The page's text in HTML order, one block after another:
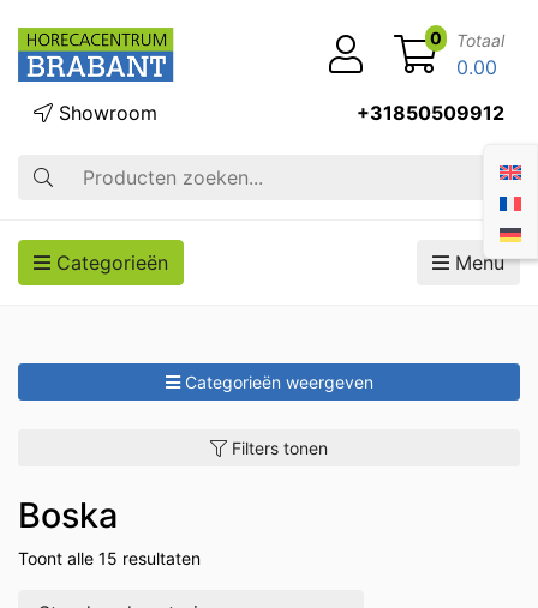
Zoek op
Showroom +31850509912
0 Totaal
0.00
Categorieën Menu
Categorieën weergeven
Filters tonen
Boska
Toont alle 15 resultaten